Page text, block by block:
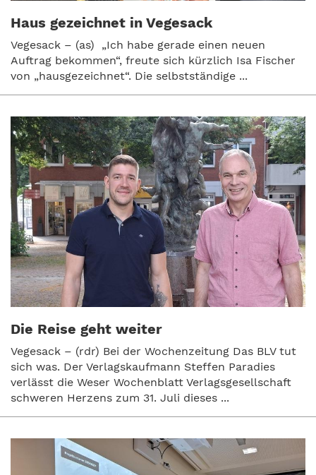
Haus gezeichnet in Vegesack
Vegesack – (as) „Ich habe gerade einen neuen
Auftrag bekommen“, freute sich kürzlich Isa Fischer
von „hausgezeichnet“. Die selbstständige ...
Die Reise geht weiter
Vegesack – (rdr) Bei der Wochenzeitung Das BLV tut
sich was. Der Verlagskaufmann Steffen Paradies
verlässt die Weser Wochenblatt Verlagsgesellschaft
schweren Herzens zum 31. Juli dieses ...